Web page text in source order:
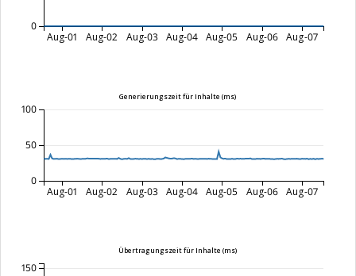
Aug-01 Aug-02 Aug-03 Aug-04 Aug-05 Aug-06 Aug-07
0
Generierungszeit für Inhalte (ms)
Aug-01 Aug-02 Aug-03 Aug-04 Aug-05 Aug-06 Aug-07
0
50
100
Übertragungszeit für Inhalte (ms)
150